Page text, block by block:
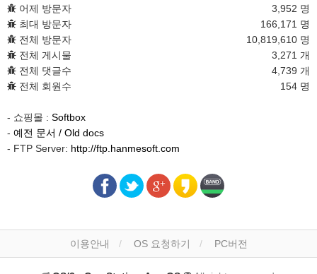
어제 방문자
3,952 명
최대 방문자
166,171 명
전체 방문자
10,819,610 명
전체 게시물
3,271 개
전체 댓글수
4,739 개
전체 회원수
154 명
- 쇼핑몰 : Softbox
- 예전 문서 / Old docs
- FTP Server: http://ftp.hanmesoft.com
이용안내 OS 요청하기 PC버전